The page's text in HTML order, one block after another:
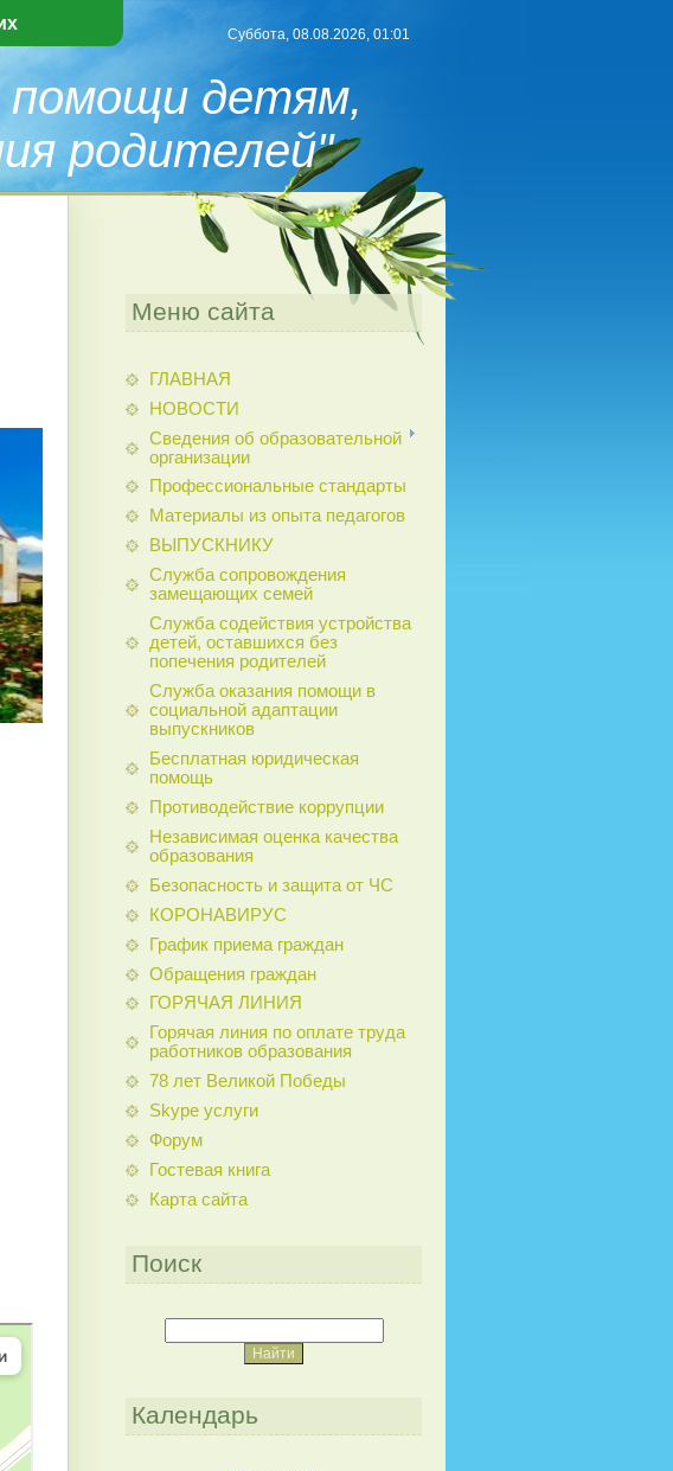
помощи детям,
родителей"
Суббота, 08.08.2026, 01:01
Меню сайта
ГЛАВНАЯ
НОВОСТИ
Сведения об образовательной
организации
Профессиональные стандарты
Материалы из опыта педагогов
ВЫПУСКНИКУ
Служба сопровождения
замещающих семей
Служба содействия устройства
детей, оставшихся без
попечения родителей
Служба оказания помощи в
социальной адаптации
выпускников
Бесплатная юридическая
помощь
Противодействие коррупции
Независимая оценка качества
образования
Безопасность и защита от ЧС
КОРОНАВИРУС
График приема граждан
Обращения граждан
ГОРЯЧАЯ ЛИНИЯ
Горячая линия по оплате труда
работников образования
78 лет Великой Победы
Skype услуги
Форум
Гостевая книга
Карта сайта
Поиск
Календарь